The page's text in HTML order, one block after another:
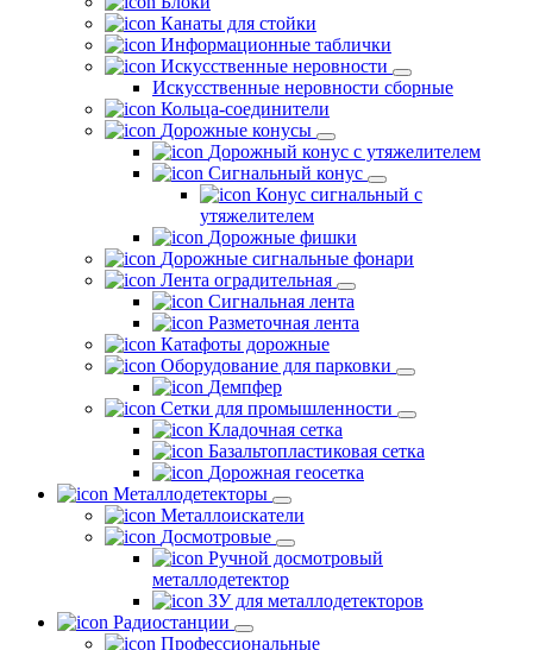
Канаты для стойки
Информационные таблички
Искусственные неровности
Искусственные неровности сборные
Кольца-соединители
Дорожные конусы
Дорожный конус с утяжелителем
Сигнальный конус
Конус сигнальный с
утяжелителем
Дорожные фишки
Дорожные сигнальные фонари
Лента оградительная
Сигнальная лента
Разметочная лента
Катафоты дорожные
Оборудование для парковки
Демпфер
Сетки для промышленности
Кладочная сетка
Базальтопластиковая сетка
Дорожная геосетка
Металлодетекторы
Металлоискатели
Досмотровые
Ручной досмотровый
металлодетектор
ЗУ для металлодетекторов
Радиостанции
Профессиональные